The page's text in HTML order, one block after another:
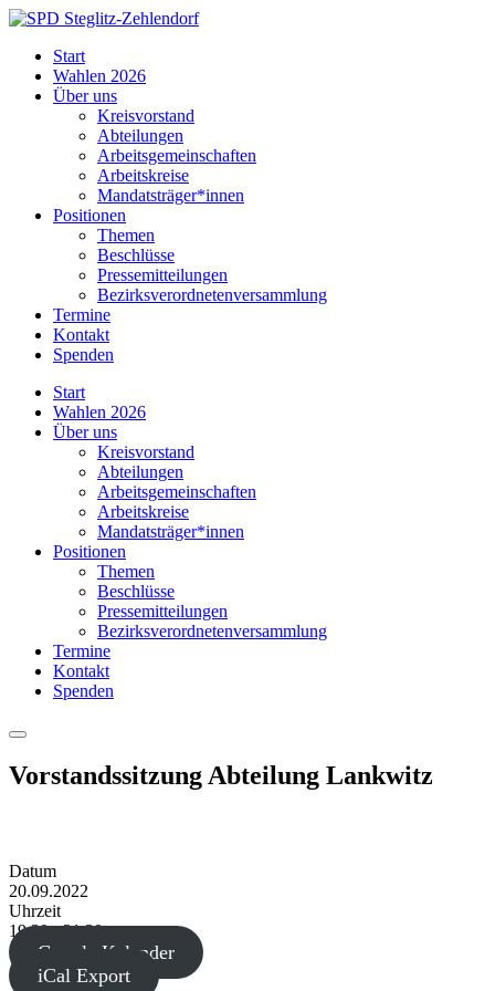
Skip
content
Steglitz-
Zehlendorf
Start
Wahlen 2026
Über uns
Kreisvorstand
Abteilungen
Arbeitsgemeinschaften
Arbeitskreise
Mandatsträger*innen
Positionen
Themen
Beschlüsse
Pressemitteilungen
Bezirksverordnetenversammlung
Termine
Kontakt
Spenden
Start
Wahlen 2026
Über uns
Kreisvorstand
Abteilungen
Arbeitsgemeinschaften
Arbeitskreise
Mandatsträger*innen
Positionen
Themen
Beschlüsse
Pressemitteilungen
Bezirksverordnetenversammlung
Termine
Kontakt
Spenden
Menu
Vorstandssitzung Abteilung Lankwitz
Datum
20.09.2022
Uhrzeit
19:30 - 21:30
Google Kalender
iCal Export